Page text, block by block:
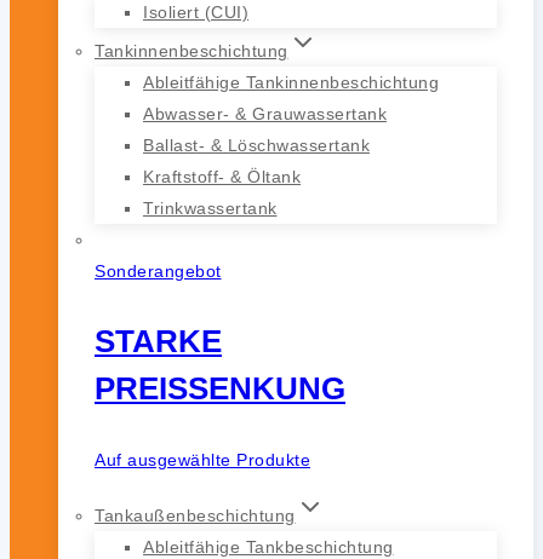
Isoliert (CUI)
Tankinnenbeschichtung
Ableitfähige Tankinnenbeschichtung
Abwasser- & Grauwassertank
Ballast- & Löschwassertank
Kraftstoff- & Öltank
Trinkwassertank
Sonderangebot
STARKE
PREISSENKUNG
Auf ausgewählte Produkte
Tankaußenbeschichtung
Ableitfähige Tankbeschichtung